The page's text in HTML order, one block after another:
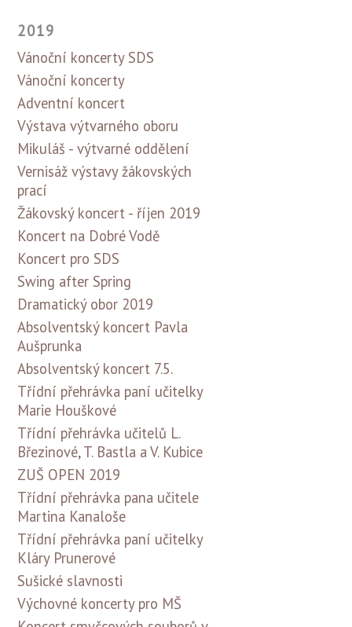
2019
Vánoční koncerty SDS
Vánoční koncerty
Adventní koncert
Výstava výtvarného oboru
Mikuláš - výtvarné oddělení
Vernisáž výstavy žákovských
prací
Žákovský koncert - říjen 2019
Koncert na Dobré Vodě
Koncert pro SDS
Swing after Spring
Dramatický obor 2019
Absolventský koncert Pavla
Aušprunka
Absolventský koncert 7.5.
Třídní přehrávka paní učitelky
Marie Houškové
Třídní přehrávka učitelů L.
Březinové, T. Bastla a V. Kubice
ZUŠ OPEN 2019
Třídní přehrávka pana učitele
Martina Kanaloše
Třídní přehrávka paní učitelky
Kláry Prunerové
Sušické slavnosti
Výchovné koncerty pro MŠ